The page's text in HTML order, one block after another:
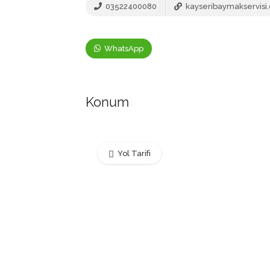
03522400080
WhatsApp
Konum
Yol Tarifi